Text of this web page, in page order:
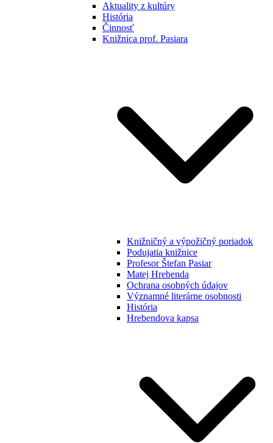
Aktuality z kultúry
História
Činnosť
Knižnica prof. Pasiara
Knižničný a výpožičný poriadok
Podujatia knižnice
Profesor Štefan Pasiar
Matej Hrebenda
Ochrana osobných údajov
Významné literárne osobnosti
História
Hrebendova kapsa